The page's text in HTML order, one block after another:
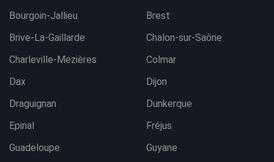
Bourgoin-Jallieu
Brest
Brive-La-Gaillarde
Chalon-sur-Saône
Charleville-Mezières
Colmar
Dax
Dijon
Draguignan
Dunkerque
Epinal
Fréjus
Guadeloupe
Guyane